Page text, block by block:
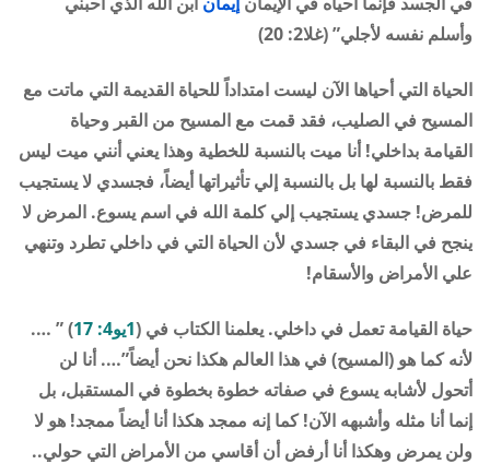
وأسلم نفسه لأجلي” (غلا2: 20)
الحياة التي أحياها الآن ليست امتداداً للحياة القديمة التي ماتت مع
المسيح في الصليب، فقد قمت مع المسيح من القبر وحياة
القيامة بداخلي! أنا ميت بالنسبة للخطية وهذا يعني أنني ميت ليس
فقط بالنسبة لها بل بالنسبة إلي تأثيراتها أيضاً، فجسدي لا يستجيب
للمرض! جسدي يستجيب إلي كلمة الله في اسم يسوع. المرض لا
ينجح في البقاء في جسدي لأن الحياة التي في داخلي تطرد وتنهي
علي الأمراض والأسقام!
حياة القيامة تعمل في داخلي. يعلمنا الكتاب في (1يو4: 17
) ” ….
لأنه كما هو (المسيح) في هذا العالم هكذا نحن أيضاً”…. أنا لن
أتحول لأشابه يسوع في صفاته خطوة بخطوة في المستقبل، بل
إنما أنا مثله وأشبهه الآن! كما إنه ممجد هكذا أنا أيضاً ممجد! هو لا
ولن يمرض وهكذا أنا أرفض أن أقاسي من الأمراض التي حولي..